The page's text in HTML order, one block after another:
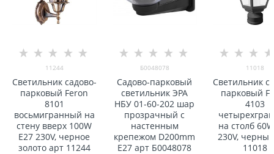
11244
Светильник садово-
парковый Feron
8101
восьмигранный на
стену вверx 100W
E27 230V, черное
золото арт 11244
Б0048078
Садово-парковый
светильник ЭРА
НБУ 01-60-202 шар
прозрачный с
настенным
крепежом D200mm
Е27 арт Б0048078
11018
Светильник
парковый
4103
на столб
230V,
11018